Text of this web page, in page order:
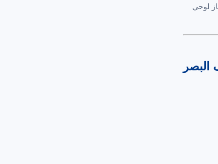
إلى جهاز لوحي